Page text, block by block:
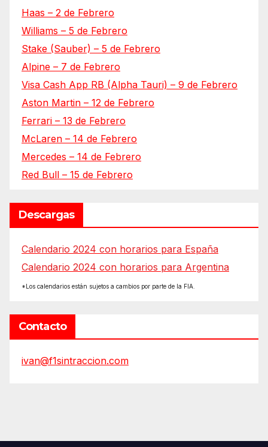
Haas – 2 de Febrero
Williams – 5 de Febrero
Stake (Sauber) – 5 de Febrero
Alpine – 7 de Febrero
Visa Cash App RB (Alpha Tauri) – 9 de Febrero
Aston Martin – 12 de Febrero
Ferrari – 13 de Febrero
McLaren – 14 de Febrero
Mercedes – 14 de Febrero
Red Bull – 15 de Febrero
Descargas
Calendario 2024 con horarios para España
Calendario 2024 con horarios para Argentina
*Los calendarios están sujetos a cambios por parte de la FIA.
Contacto
ivan@f1sintraccion.com